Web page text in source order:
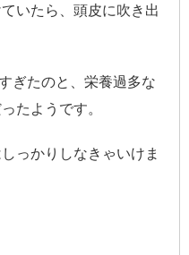
いたら、頭皮に吹き出
ぎたのと、栄養過多な
たようです。
っかりしなきゃいけま